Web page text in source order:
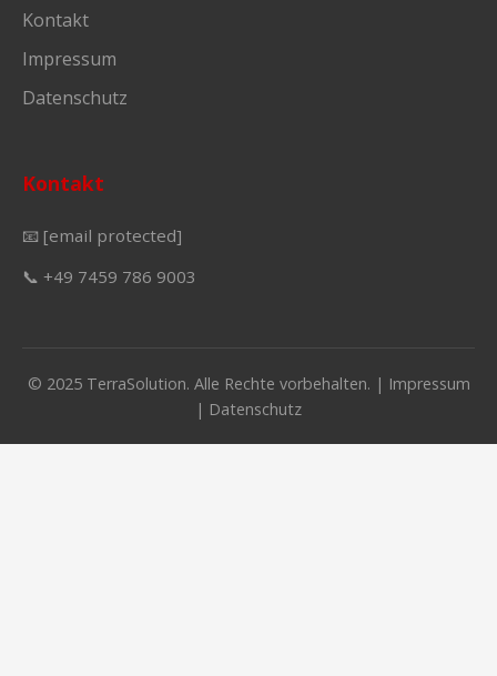
Kontakt
Impressum
Datenschutz
Kontakt
📧 [email protected]
📞 +49 7459 786 9003
© 2025 TerraSolution. Alle Rechte vorbehalten. | Impressum
| Datenschutz